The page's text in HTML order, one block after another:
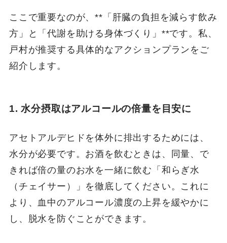
ここで重要なのが、**「肝臓の負担を減らす飲み
方」と「代謝を助ける身体づくり」**です。私、
戸村が推奨する具体的なアクションプランをご
紹介します。
1. 水分摂取はアルコールの倍量を目安に
アセトアルデヒドを体外に排出するためには、
水分が必要です。お酒を飲むときは、同量、で
きれば倍の量のお水を一緒に飲む「和らぎ水
（チェイサー）」を徹底してください。これに
より、血中のアルコール濃度の上昇を緩やかに
し、脱水を防ぐことができます。